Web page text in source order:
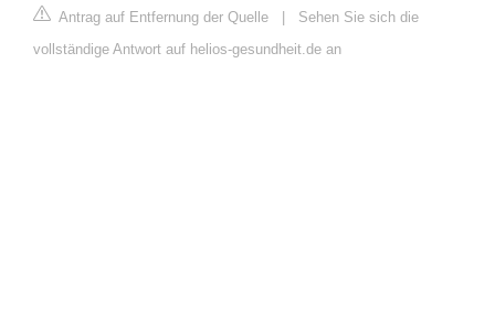
Antrag auf Entfernung der Quelle
Sehen Sie sich die
vollständige Antwort auf helios-gesundheit.de an